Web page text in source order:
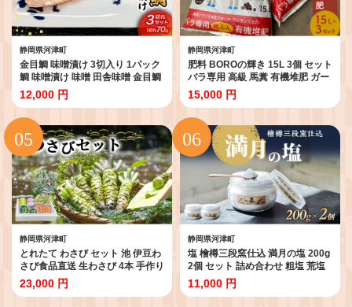
静岡県河津町
金目鯛 味噌漬け 3切入り 1パック
鯛 味噌漬け 味噌 田舎味噌 金目鯛
魚 魚介 おかず 真空パック 冷凍 静
岡県 河津町
12,000 円
静岡県河津町
肥料 BOROの輝き 15L 3個 セット
バラ専用 高級 馬糞 有機堆肥 ガー
デニング 土壌改良
15,000 円
静岡県河津町
とれたて わさび セット 池 伊豆わ
さび食品直送 生わさび 4本 手作り
わさび漬け 天城の春 三杯酢漬け
わさびみそ むらさき漬 醤油漬け
23,000 円
静岡県河津町
塩 檜樽三段窯仕込 満月の塩 200g
2個 セット 詰め合わせ 粗塩 荒塩
あらじお あら塩 あらしお 調味料
2個セット 静岡 静岡県 河津 河津
11,000 円